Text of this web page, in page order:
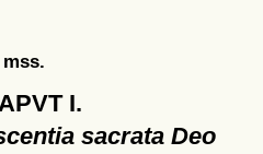
I.
sacrata Deo